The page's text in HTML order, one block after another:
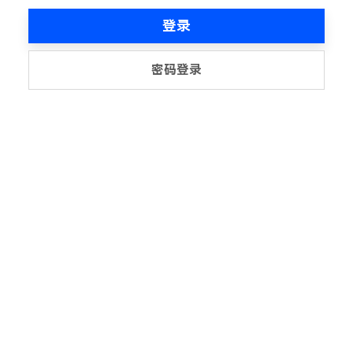
登录
密码登录